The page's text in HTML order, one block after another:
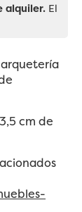
alquiler. El
cm de